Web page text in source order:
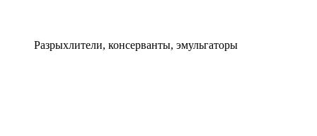
Разрыхлители, консерванты, эмульгаторы